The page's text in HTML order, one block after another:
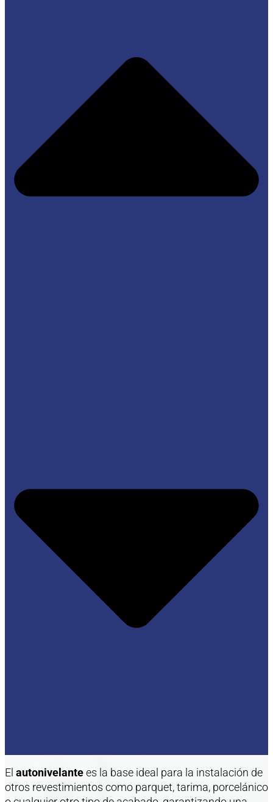
El autonivelante es la base ideal para la instalación de
otros revestimientos como parquet, tarima, porcelánico